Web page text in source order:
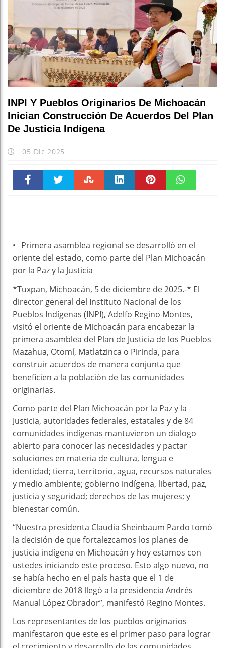
INPI Y Pueblos Originarios De Michoacán
Inician Construcción De Acuerdos Del Plan
De Justicia Indígena
05 Dic 2025
• _Primera asamblea regional se desarrolló en el
oriente del estado, como parte del Plan Michoacán
por la Paz y la Justicia_
*Tuxpan, Michoacán, 5 de diciembre de 2025.-* El
director general del Instituto Nacional de los
Pueblos Indígenas (INPI), Adelfo Regino Montes,
visitó el oriente de Michoacán para encabezar la
primera asamblea del Plan de Justicia de los Pueblos
Mazahua, Otomí, Matlatzinca o Pirinda, para
construir acuerdos de manera conjunta que
beneficien a la población de las comunidades
originarias.
Como parte del Plan Michoacán por la Paz y la
Justicia, autoridades federales, estatales y de 84
comunidades indígenas mantuvieron un dialogo
abierto para conocer las necesidades y pactar
soluciones en materia de cultura, lengua e
identidad; tierra, territorio, agua, recursos naturales
y medio ambiente; gobierno indígena, libertad, paz,
justicia y seguridad; derechos de las mujeres; y
bienestar común.
“Nuestra presidenta Claudia Sheinbaum Pardo tomó
la decisión de que fortalezcamos los planes de
justicia indígena en Michoacán y hoy estamos con
ustedes iniciando este proceso. Esto algo nuevo, no
se había hecho en el país hasta que el 1 de
diciembre de 2018 llegó a la presidencia Andrés
Manual López Obrador”, manifestó Regino Montes.
Los representantes de los pueblos originarios
manifestaron que este es el primer paso para lograr